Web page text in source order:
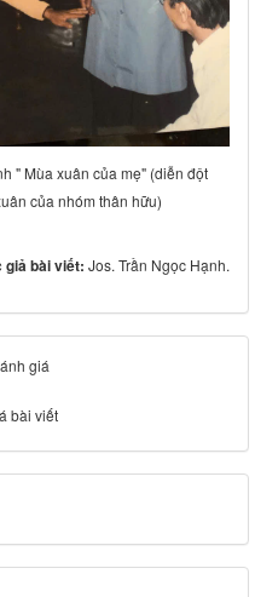
" Mùa xuân của mẹ" (diễn đột
của nhóm thân hữu)
giả bài viết: Jos. Trần Ngọc Hạnh.
giá
bài viết